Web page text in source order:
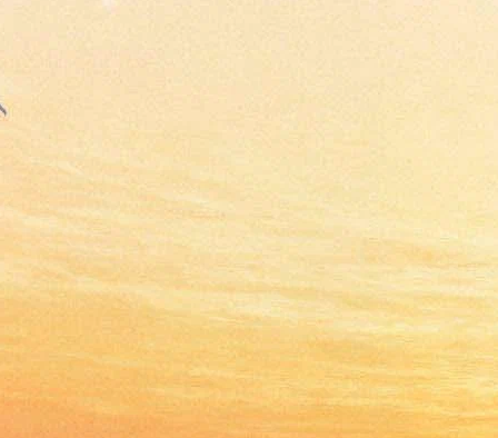
Новая сцена Александринки
приглашает петербуржцев на
бесплатные трансляции из
Берлинской филармонии